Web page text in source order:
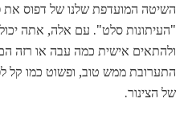
השיטה המועדפת שלנו של דפוס
"העיתונות סלט". עם אלה, אתה יכול
ולהתאים אישית כמה עבה או רזה
התערובת ממש טוב, ופשוט כמו קל
של הצינור.